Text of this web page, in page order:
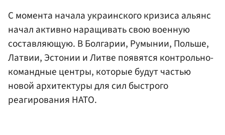
C момента начала украинского кризиса альянс
начал активно наращивать свою военную
составляющую. В Болгарии, Румынии, Польше,
Латвии, Эстонии и Литве появятся контрольно-
командные центры, которые будут частью
новой архитектуры для сил быстрого
реагирования НАТО.